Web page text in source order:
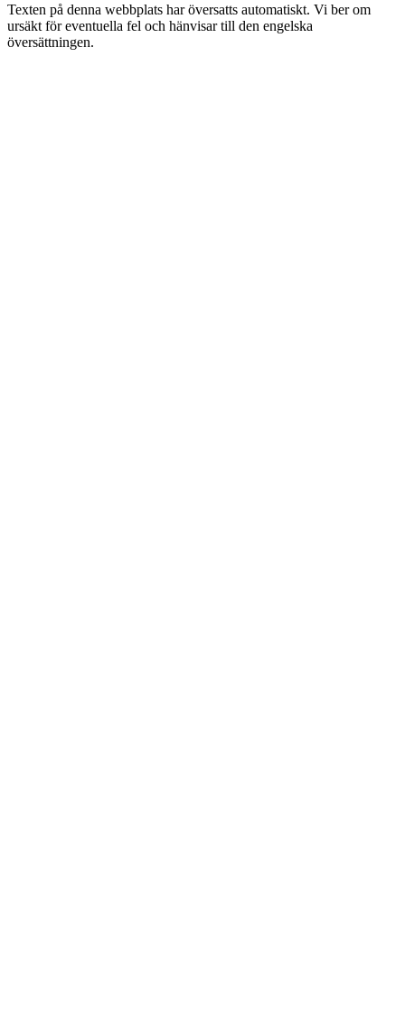
Texten på denna webbplats har översatts automatiskt. Vi ber om
ursäkt för eventuella fel och hänvisar till den engelska
översättningen.